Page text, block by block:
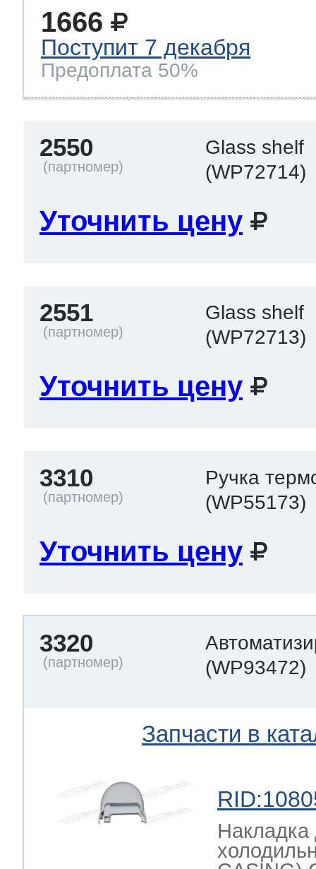
1666
Поступит 7 декабря
Предоплата 50%
2550
Glass shelf
(WP72714)
Уточнить цену
2551
Glass shelf
(WP72713)
Уточнить цену
3310
Ручка
(WP55173)
Уточнить цену
3320
(WP93472)
Запчасти в
Накладка